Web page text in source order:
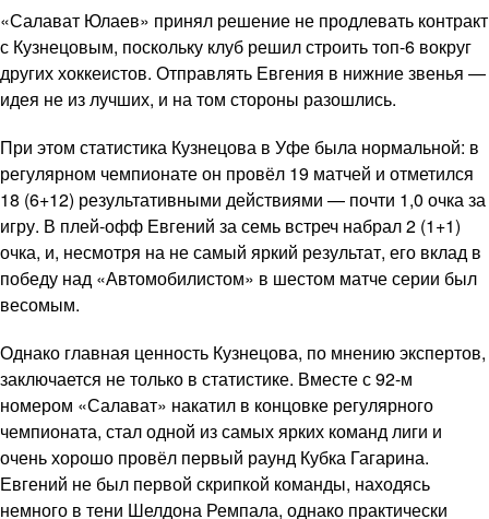
«Салават Юлаев» принял решение не продлевать контракт
с Кузнецовым, поскольку клуб решил строить топ-6 вокруг
других хоккеистов. Отправлять Евгения в нижние звенья —
идея не из лучших, и на том стороны разошлись.
При этом статистика Кузнецова в Уфе была нормальной: в
регулярном чемпионате он провёл 19 матчей и отметился
18 (6+12) результативными действиями — почти 1,0 очка за
игру. В плей-офф Евгений за семь встреч набрал 2 (1+1)
очка, и, несмотря на не самый яркий результат, его вклад в
победу над «Автомобилистом» в шестом матче серии был
весомым.
Однако главная ценность Кузнецова, по мнению экспертов,
заключается не только в статистике. Вместе с 92-м
номером «Салават» накатил в концовке регулярного
чемпионата, стал одной из самых ярких команд лиги и
очень хорошо провёл первый раунд Кубка Гагарина.
Евгений не был первой скрипкой команды, находясь
немного в тени Шелдона Ремпала, однако практически